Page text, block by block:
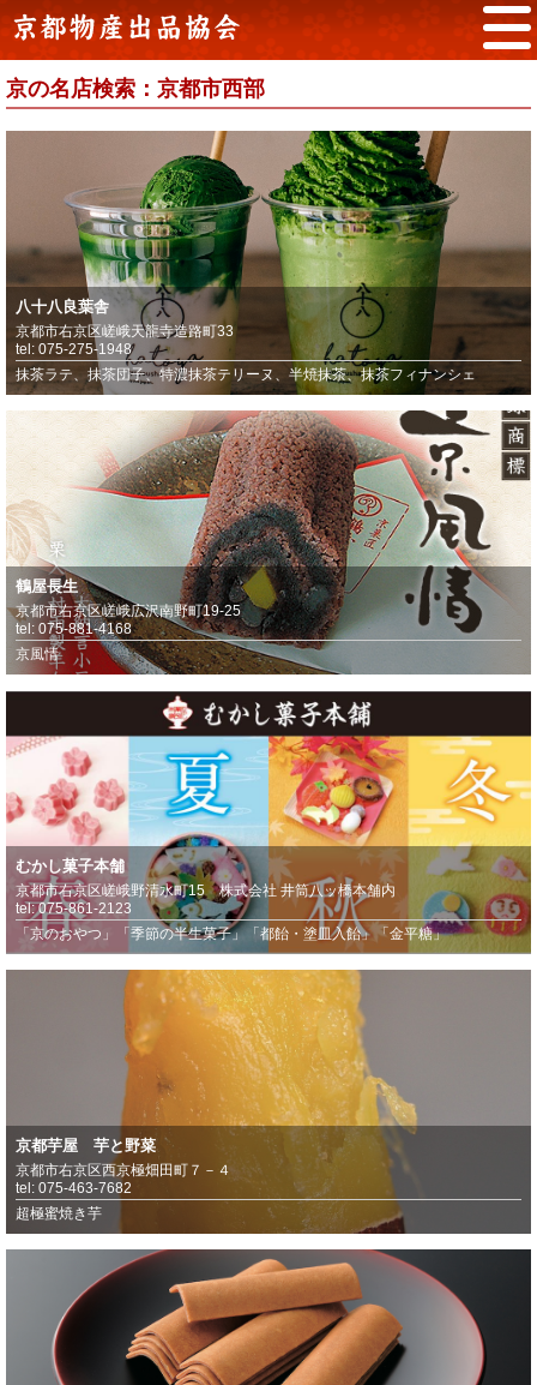
京の名店検索：京都市西部
八十八良葉舎
京都市右京区嵯峨天龍寺造路町33
tel: 075-275-1948
抹茶ラテ、抹茶団子、特濃抹茶テリーヌ、半焼抹茶、抹茶フィナンシェ
鶴屋長生
京都市右京区嵯峨広沢南野町19-25
tel: 075-881-4168
京風情
むかし菓子本舗
京都市右京区嵯峨野清水町15 株式会社 井筒八ッ橋本舗内
tel: 075-861-2123
「京のおやつ」「季節の半生菓子」「都飴・塗皿入飴」「金平糖」
京都芋屋 芋と野菜
京都市右京区西京極畑田町７－４
tel: 075-463-7682
超極蜜焼き芋